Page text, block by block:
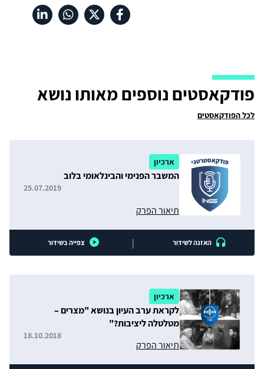
פודקאסטים נוספים מאותו נושא
לכל הפודקאסטים
ארכיון
המשבר הפנימי והבינלאומי בלוב
תיאור הפרק
25.07.2019
האזנה לשידור | צפייה בשידור
ארכיון
לקראת ערב העיון בנושא "מצרים –
מטלטלה ליציבות?"
תיאור הפרק
18.10.2018